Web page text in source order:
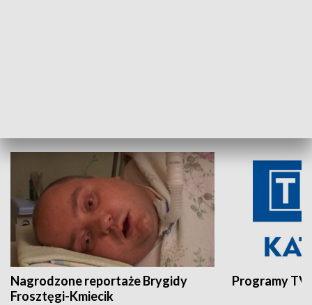
Nagrodzone reportaże Brygidy
Frosztęgi-Kmiecik
Programy